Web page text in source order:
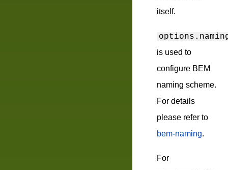
itself.
is used to
configure BEM
naming scheme.
For details
please refer to
bem-naming.
For